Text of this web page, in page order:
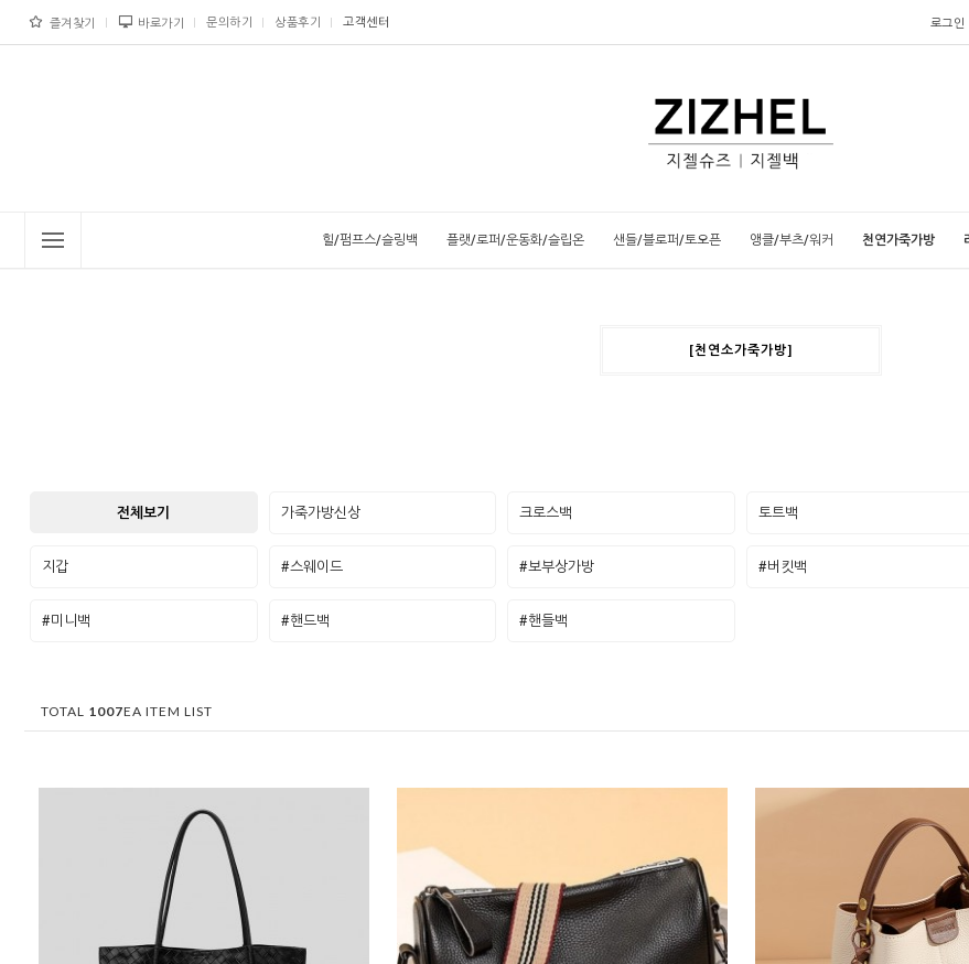
즐겨찾기 바로가기 문의하기 상품후기 고객센터 로그인
힐/펌프스/슬링백 플랫/로퍼/운동화/슬립온 샌들/블로퍼/토오픈 앵클/부츠/워커 천연가죽가방
[천연소가죽가방]
전체보기 가죽가방신상 크로스백 토트백
지갑 #스웨이드 #보부상가방 #버킷백
#미니백 #핸드백 #핸들백
TOTAL 1007EA ITEM LIST